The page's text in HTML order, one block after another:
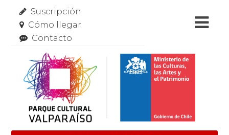
Suscripción
Cómo llegar
Contacto